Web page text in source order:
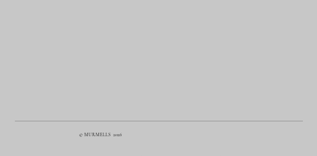
© MURMELLS 2026